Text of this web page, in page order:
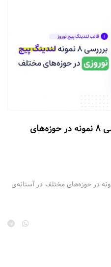
قالب لندینگ پیج نوروز | بررسی ۸ نمونه در حوزه‌های
لندینگ پیج نوروز | بررسی ۸ نمونه در حوزه‌های مختلف در آستانه‌ی